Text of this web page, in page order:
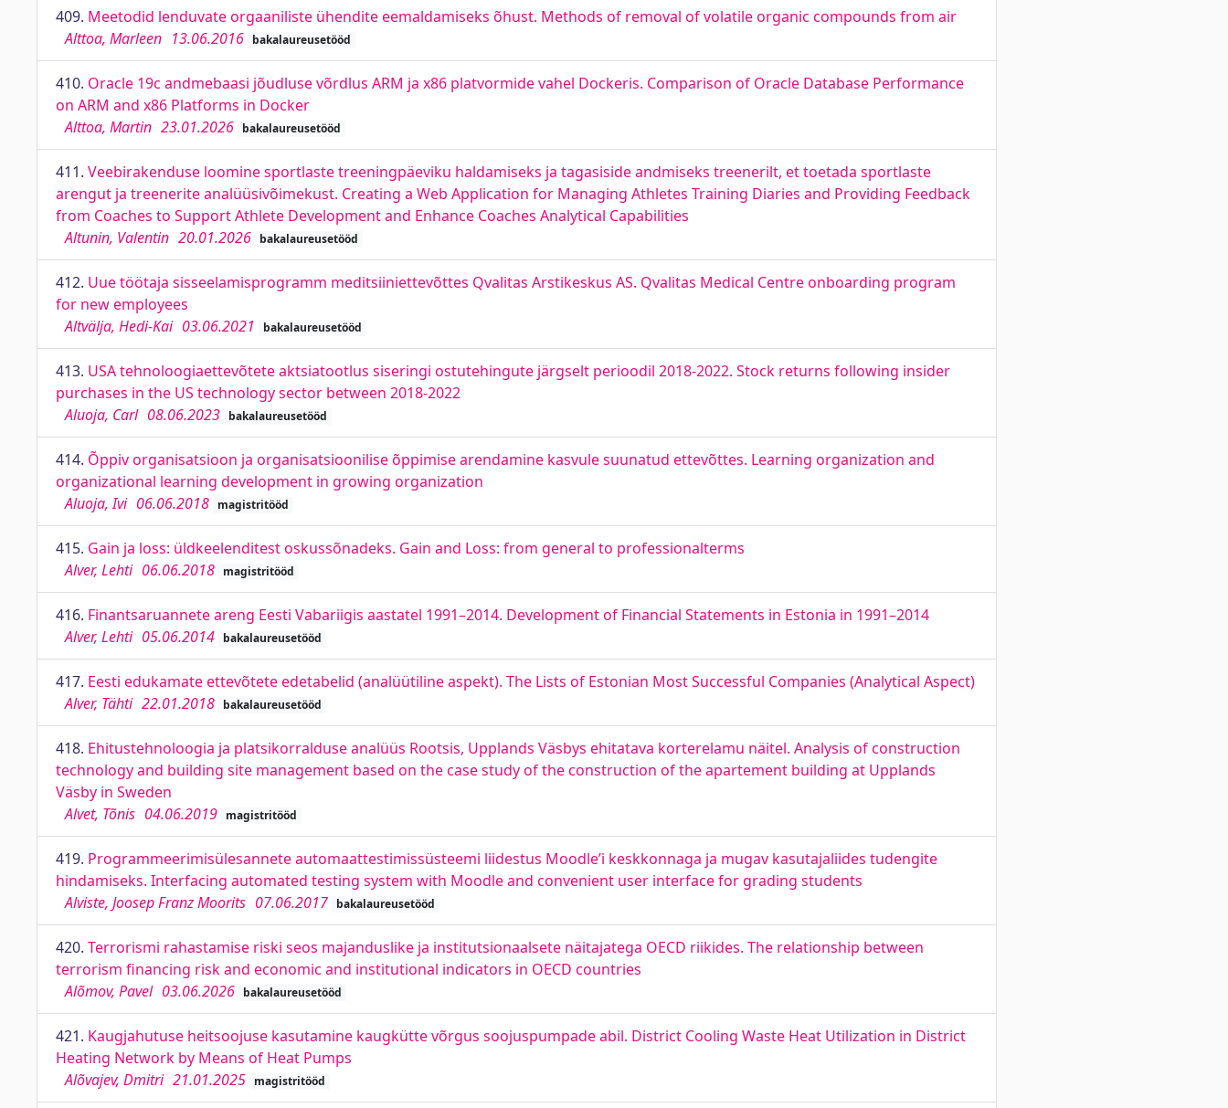
409. Meetodid lenduvate orgaaniliste ühendite eemaldamiseks õhust. Methods of removal of volatile organic compounds from air
Alttoa, Marleen 13.06.2016 bakalaureusetööd
410. Oracle 19c andmebaasi jõudluse võrdlus ARM ja x86 platvormide vahel Dockeris. Comparison of Oracle Database Performance
on ARM and x86 Platforms in Docker
Alttoa, Martin 23.01.2026 bakalaureusetööd
411. Veebirakenduse loomine sportlaste treeningpäeviku haldamiseks ja tagasiside andmiseks treenerilt, et toetada sportlaste
arengut ja treenerite analüüsivõimekust. Creating a Web Application for Managing Athletes Training Diaries and Providing Feedback
from Coaches to Support Athlete Development and Enhance Coaches Analytical Capabilities
Altunin, Valentin 20.01.2026 bakalaureusetööd
412. Uue töötaja sisseelamisprogramm meditsiiniettevõttes Qvalitas Arstikeskus AS. Qvalitas Medical Centre onboarding program
for new employees
Altvälja, Hedi-Kai 03.06.2021 bakalaureusetööd
413. USA tehnoloogiaettevõtete aktsiatootlus siseringi ostutehingute järgselt perioodil 2018-2022. Stock returns following insider
purchases in the US technology sector between 2018-2022
Aluoja, Carl 08.06.2023 bakalaureusetööd
414. Õppiv organisatsioon ja organisatsioonilise õppimise arendamine kasvule suunatud ettevõttes. Learning organization and
organizational learning development in growing organization
Aluoja, Ivi 06.06.2018 magistritööd
415. Gain ja loss: üldkeelenditest oskussõnadeks. Gain and Loss: from general to professionalterms
Alver, Lehti 06.06.2018 magistritööd
416. Finantsaruannete areng Eesti Vabariigis aastatel 1991–2014. Development of Financial Statements in Estonia in 1991–2014
Alver, Lehti 05.06.2014 bakalaureusetööd
417. Eesti edukamate ettevõtete edetabelid (analüütiline aspekt). The Lists of Estonian Most Successful Companies (Analytical Aspect)
Alver, Tähti 22.01.2018 bakalaureusetööd
418. Ehitustehnoloogia ja platsikorralduse analüüs Rootsis, Upplands Väsbys ehitatava korterelamu näitel. Analysis of construction
technology and building site management based on the case study of the construction of the apartement building at Upplands
Väsby in Sweden
Alvet, Tõnis 04.06.2019 magistritööd
419. Programmeerimisülesannete automaattestimissüsteemi liidestus Moodle’i keskkonnaga ja mugav kasutajaliides tudengite
hindamiseks. Interfacing automated testing system with Moodle and convenient user interface for grading students
Alviste, Joosep Franz Moorits 07.06.2017 bakalaureusetööd
420. Terrorismi rahastamise riski seos majanduslike ja institutsionaalsete näitajatega OECD riikides. The relationship between
terrorism financing risk and economic and institutional indicators in OECD countries
Alõmov, Pavel 03.06.2026 bakalaureusetööd
421. Kaugjahutuse heitsoojuse kasutamine kaugkütte võrgus soojuspumpade abil. District Cooling Waste Heat Utilization in District
Heating Network by Means of Heat Pumps
Alõvajev, Dmitri 21.01.2025 magistritööd